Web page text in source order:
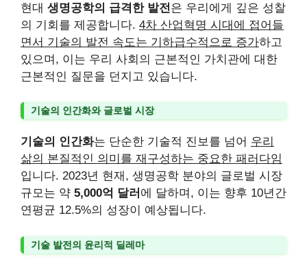
현대 생명공학의 급격한 발전 은 우리에게 깊은 성찰
의 기회를 제공합니다. 4차 산업혁명 시대에 접어들
면서 기술의 발전 속도는 기하급수적으로 증가하고
있으며, 이는 우리 사회의 근본적인 가치관에 대한
근본적인 질문을 던지고 있습니다.
기술의 인간화와 글로벌 시장
기술의 인간화는 단순한 기술적 진보를 넘어 우리
삶의 본질적인 의미를 재구성하는 중요한 패러다임
입니다. 2023년 현재, 생명공학 분야의 글로벌 시장
규모는 약 5,000억 달러 에 달하며, 이는 향후 10년간
연평균 12.5%의 성장이 예상됩니다.
기술 발전의 윤리적 딜레마